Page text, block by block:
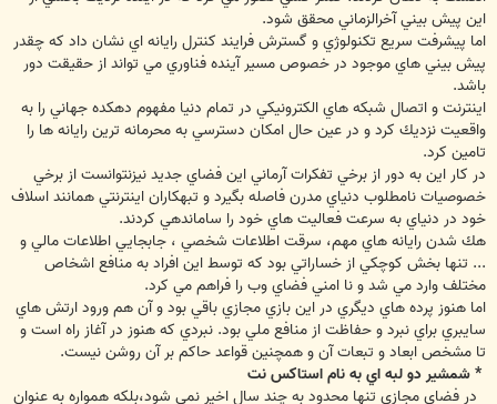
اين پيش بيني آخرالزماني محقق شود.
اما پيشرفت سريع تكنولوژي و گسترش فرايند كنترل رايانه اي نشان داد كه چقدر
پيش بيني هاي موجود در خصوص مسير آينده فناوري مي تواند از حقيقت دور
باشد.
اينترنت و اتصال شبكه هاي الكترونيكي در تمام دنيا مفهوم دهكده جهاني را به
واقعيت نزديك كرد و در عين حال امكان دسترسي به محرمانه ترين رايانه ها را
تامين كرد.
در كار اين به دور از برخي تفكرات آرماني اين فضاي جديد نيزنتوانست از برخي
خصوصيات نامطلوب دنياي مدرن فاصله بگيرد و تبهكاران اينترنتي همانند اسلاف
خود در دنياي به سرعت فعاليت هاي خود را ساماندهي كردند.
هك شدن رايانه هاي مهم، سرقت اطلاعات شخصي ، جابجايي اطلاعات مالي و
... تنها بخش كوچكي از خساراتي بود كه توسط اين افراد به منافع اشخاص
مختلف وارد مي شد و نا امني فضاي وب را فراهم مي كرد.
اما هنوز پرده هاي ديگري در اين بازي مجازي باقي بود و آن هم ورود ارتش هاي
سايبري براي نبرد و حفاظت از منافع ملي بود. نبردي كه هنوز در آغاز راه است و
تا مشخص ابعاد و تبعات آن و همچنين قواعد حاكم بر آن روشن نيست.
* شمشير دو لبه اي به نام استاكس نت
در فضاي مجازي تنها محدود به چند سال اخير نمي شود،بلكه همواره به عنوان